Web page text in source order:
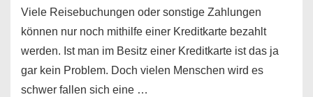
Viele Reisebuchungen oder sonstige Zahlungen
können nur noch mithilfe einer Kreditkarte bezahlt
werden. Ist man im Besitz einer Kreditkarte ist das ja
gar kein Problem. Doch vielen Menschen wird es
schwer fallen sich eine …